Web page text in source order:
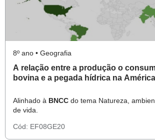
8º ano • Geografia
A relação entre a produção o
bovina e a pegada hídrica na
Alinhado à BNCC do tema Natureza,
de vida.
Cód: EF08GE20